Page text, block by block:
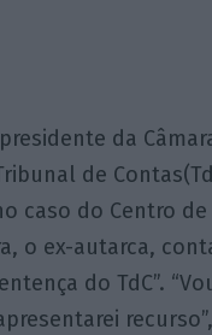
da
de
caso do Centro
o ex-autarca,
do TdC”.